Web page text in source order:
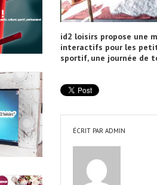
id2 loisirs propose une
interactifs pour les
sportif, une journée de
ÉCRIT PAR ADMIN